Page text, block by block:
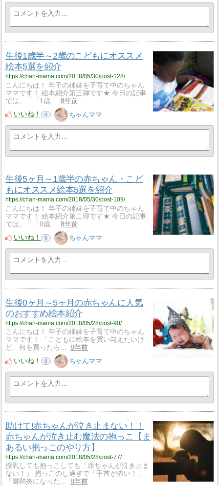
生後1歳半～2歳のこどもにオススメ
絵本5選を紹介
https://chan-mama.com/2018/05/30/post-128/
こんにちは！ 年子の姉妹を子育て中のちゃん
ママです！ 絵本紹介第三弾です★ 今日の記事
では、「「1歳…
8年前
いいね！
0 ちゃんママ
生後5ヶ月～1歳半の赤ちゃん・こど
もにオススメ絵本5選を紹介
https://chan-mama.com/2018/05/30/post-109/
こんにちは！ 年子の姉妹を子育て中のちゃん
ママです！ 絵本紹介第二弾です★ 今日の記事
では、「「0歳…
8年前
いいね！
0 ちゃんママ
生後0ヶ月～5ヶ月の赤ちゃんに人気
のおすすめ絵本紹介
https://chan-mama.com/2018/05/28/post-90/
こんにちは！ 年子の姉妹を子育て中のちゃん
ママです！ 「こどもに絵本を買い与えたいけ
ど、何を買ったら…
8年前
いいね！
0 ちゃんママ
助けて!赤ちゃんが泣き止まない！！
赤ちゃんが泣き止む魔法の抱っこ【ま
あるい抱っこのやり方】
https://chan-mama.com/2018/05/28/post-77/
授乳しても抱っこしても「赤ちゃんが泣き止ま
ない！」 抱っこのし過ぎで「手首が痛い！」
「腱鞘炎になった…
8年前